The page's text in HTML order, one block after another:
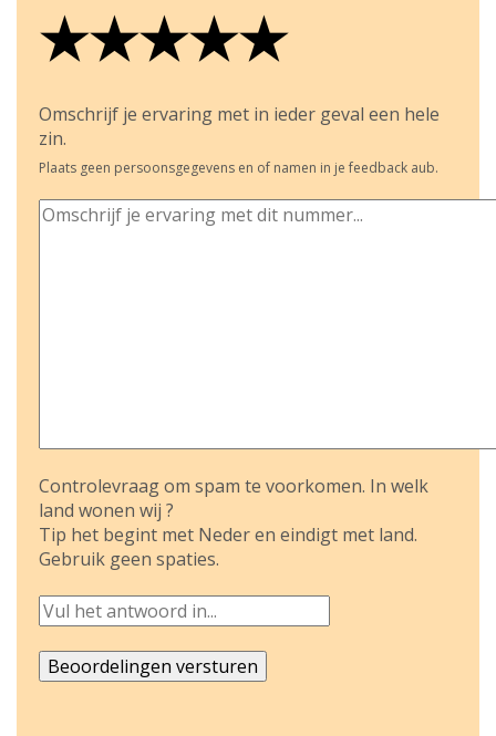
★
★★
★★★
★★★★
★★★★★
Omschrijf je ervaring met in ieder geval een hele
zin.
Plaats geen persoonsgegevens en of namen in je feedback aub.
Controlevraag om spam te voorkomen. In welk
land wonen wij ?
Tip het begint met Neder en eindigt met land.
Gebruik geen spaties.